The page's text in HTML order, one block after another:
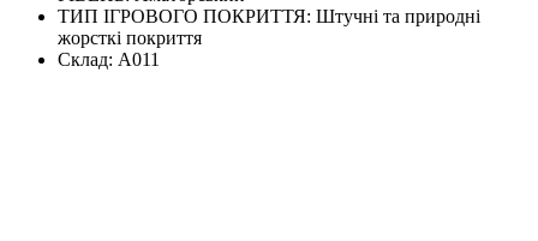
ТИП ІГРОВОГО ПОКРИТТЯ: Штучні та природні
жорсткі покриття
Склад: А011